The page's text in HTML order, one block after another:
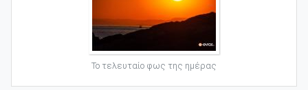
Το τελευταίο φως της ημέρας